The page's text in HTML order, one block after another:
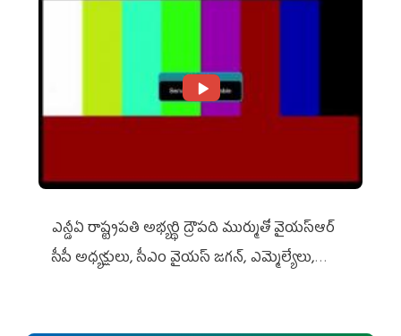
ఎన్డీఏ రాష్ట్ర‌ప‌తి అభ్య‌ర్థి ద్రౌప‌ది ముర్ముతో వైయ‌స్ఆర్
సీపీ అధ్య‌క్షులు, సీఎం వైయ‌స్ జ‌గ‌న్, ఎమ్మెల్యేలు,